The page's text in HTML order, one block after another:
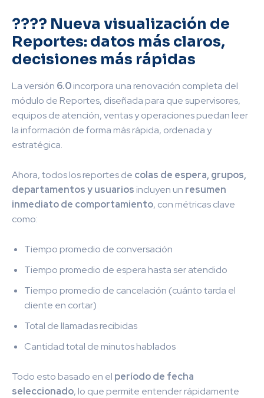
???? Nueva visualización de
Reportes: datos más claros,
decisiones más rápidas
La versión 6.0incorpora una renovación completa del
módulo de Reportes, diseñada para que supervisores,
equipos de atención, ventas y operaciones puedan leer
la información de forma más rápida, ordenada y
estratégica.
Ahora, todos los reportes de colas de espera, grupos,
departamentos y usuarios incluyen un resumen
inmediato de comportamiento, con métricas clave
como:
Tiempo promedio de conversación
Tiempo promedio de espera hasta ser atendido
Tiempo promedio de cancelación (cuánto tarda el
cliente en cortar)
Total de llamadas recibidas
Cantidad total de minutos hablados
Todo esto basado en el período de fecha
seleccionado, lo que permite entender rápidamente